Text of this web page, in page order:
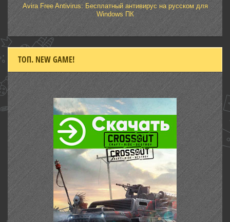
Avira Free Antivirus: Бесплатный антивирус на русском для
Windows ПК
ТОП. NEW GAME!